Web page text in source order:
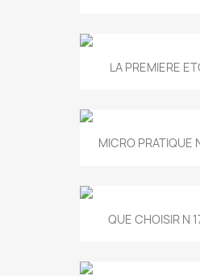
LA PREMIERE
MICRO PRATIQUE
QUE CHOISIR N